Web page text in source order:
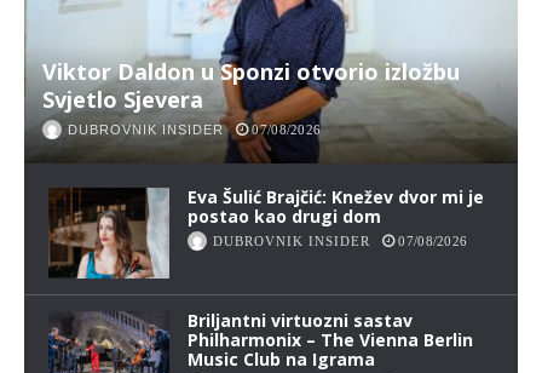
Viktor Daldon u Sponzi otvorio izložbu
Svjetlo Sjevera
DUBROVNIK INSIDER 07/08/2026
Eva Šulić Brajčić: Knežev dvor mi je
postao kao drugi dom
DUBROVNIK INSIDER 07/08/2026
Briljantni virtuozni sastav
Philharmonix – The Vienna Berlin
Music Club na Igrama